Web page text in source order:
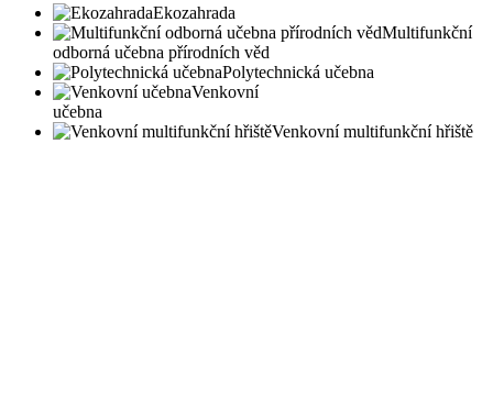
Ekozahrada
Multifunkční
odborná učebna přírodních věd
Polytechnická učebna
Venkovní
učebna
Venkovní multifunkční hřiště